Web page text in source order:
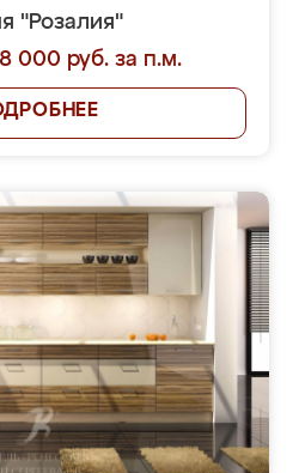
"Розалия"
000 руб. за п.м.